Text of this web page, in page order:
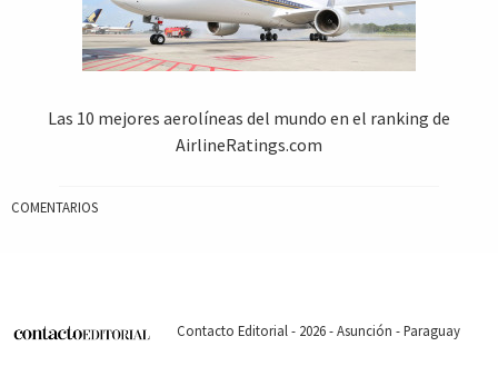
Las 10 mejores aerolíneas del mundo en el ranking de
AirlineRatings.com
COMENTARIOS
Contacto Editorial - 2026 - Asunción - Paraguay